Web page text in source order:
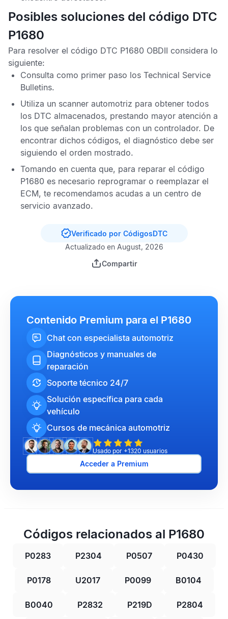
Posibles soluciones del código DTC
P1680
Para resolver el código DTC P1680 OBDII considera lo
siguiente:
Consulta como primer paso los Technical Service
Bulletins.
Utiliza un scanner automotriz para obtener todos
los DTC almacenados, prestando mayor atención a
los que señalan problemas con un controlador. De
encontrar dichos códigos, el diagnóstico debe ser
siguiendo el orden mostrado.
Tomando en cuenta que, para reparar el código
P1680 es necesario reprogramar o reemplazar el
ECM, te recomendamos acudas a un centro de
servicio avanzado.
Verificado por CódigosDTC
Actualizado en August, 2026
Compartir
Contenido Premium para el P1680
Chat con especialista automotriz
Diagnósticos y manuales de
reparación
Soporte técnico 24/7
Solución específica para cada
vehículo
Cursos de mecánica automotriz
Usado por +1320 usuarios
Acceder a Premium
Códigos relacionados al P1680
P0283 P2304 P0507 P0430
P0178 U2017 P0099 B0104
B0040 P2832 P219D P2804